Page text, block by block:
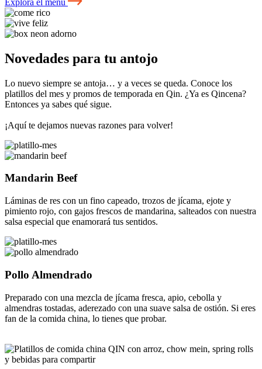
Novedades para tu antojo
Lo nuevo siempre se antoja… y a veces se queda. Conoce los
platillos del mes y promos de temporada en Qin. ¿Ya es Qincena?
Entonces ya sabes qué sigue.
¡Aquí te dejamos nuevas razones para volver!
Mandarin Beef
Láminas de res con un fino capeado, trozos de jícama, ejote y
pimiento rojo, con gajos frescos de mandarina, salteados con nuestra
salsa especial que enamorará tus sentidos.
Pollo Almendrado
Preparado con una mezcla de jícama fresca, apio, cebolla y
almendras tostadas, aderezado con una suave salsa de ostión. Si eres
fan de la comida china, lo tienes que probar.